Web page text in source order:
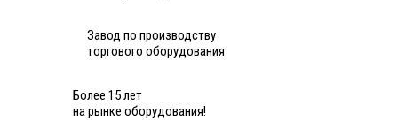
Завод по производству
торгового оборудования
Более 15 лет
на рынке оборудования!